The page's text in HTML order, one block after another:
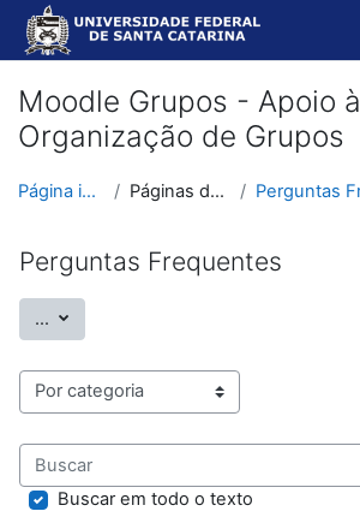
Ir para o conteúdo principal
Moodle Grupos - Apoio à
Organização de Grupos
Página inicial Páginas do site
Perguntas Frequentes
... Exportar itens
Navegar usando este índice
Buscar
Buscar em todo o texto